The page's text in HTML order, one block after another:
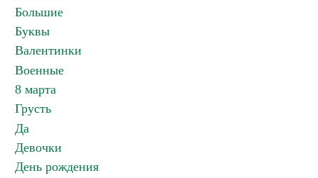
Большие
Буквы
Валентинки
Военные
8 марта
Грусть
Да
Девочки
День рождения